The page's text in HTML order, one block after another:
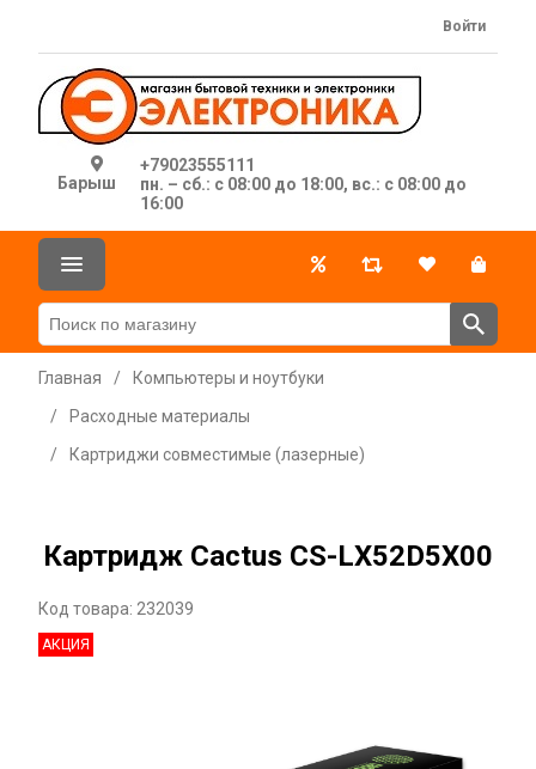
Барыш
+79023555111
пн. – сб.: с 08:00 до 18:00, вс.: с 08:00 до
16:00
Войти
Главная /
Компьютеры и ноутбуки
/
Расходные материалы
/
Картриджи совместимые (лазерные)
Картридж Cactus CS-LX52D5X00
Код товара: 232039
АКЦИЯ